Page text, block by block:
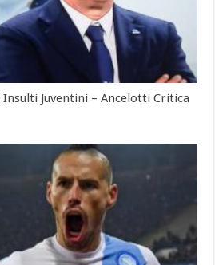
Juventini – Ancelotti Critica